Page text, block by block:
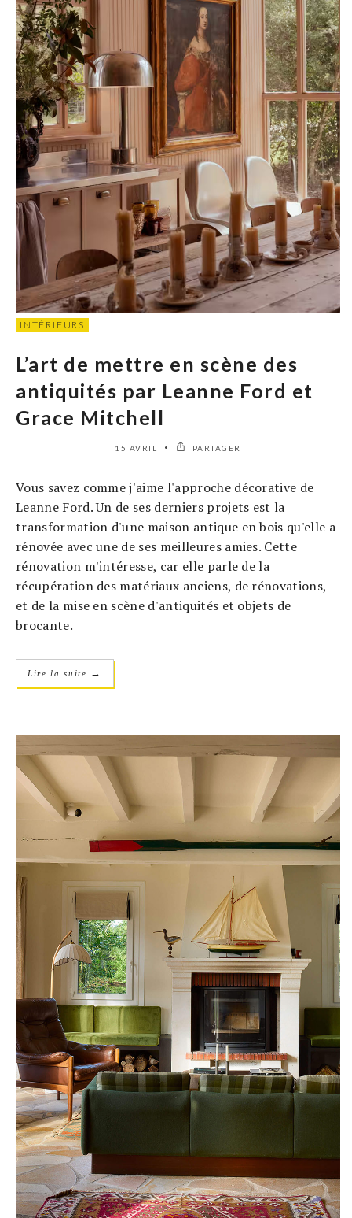
INTÉRIEURS
L’art de mettre en scène des
antiquités par Leanne Ford et
Grace Mitchell
15 AVRIL PARTAGER
Vous savez comme j'aime l'approche décorative de
Leanne Ford. Un de ses derniers projets est la
transformation d'une maison antique en bois qu'elle a
rénovée avec une de ses meilleures amies. Cette
rénovation m'intéresse, car elle parle de la
récupération des matériaux anciens, de rénovations,
et de la mise en scène d'antiquités et objets de
brocante.
Lire la suite →